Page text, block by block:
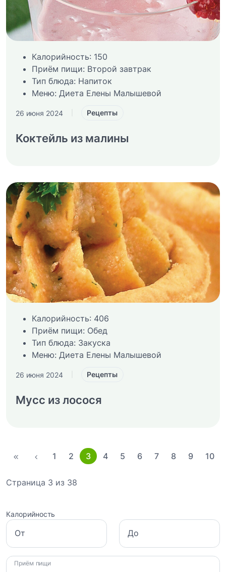
Калорийность: 150
Приём пищи: Второй завтрак
Тип блюда: Напиток
Меню: Диета Елены Малышевой
26 июня 2024 Рецепты
Коктейль из малины
Калорийность: 406
Приём пищи: Обед
Тип блюда: Закуска
Меню: Диета Елены Малышевой
26 июня 2024 Рецепты
Мусс из лосося
1 2 3 4 5 6 7 8 9 10
Страница 3 из 38
Калорийность
От До
Приём пищи